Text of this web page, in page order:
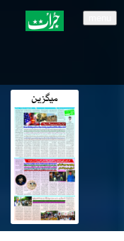
میگزین